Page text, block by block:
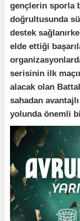
gençlerin sporla
doğrultusunda
destek
elde ettiği
serisinin ilk
alacak olan
sahadan
yolunda önemli